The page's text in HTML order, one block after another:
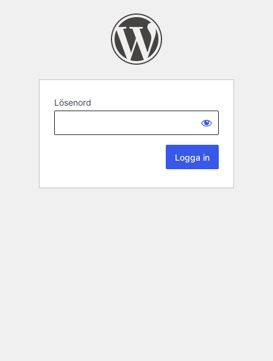
Lösenord